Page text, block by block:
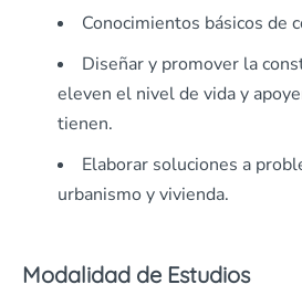
Conocimientos básicos de
Diseñar y promover la
eleven el nivel de vida y
tienen.
Elaborar soluciones a
urbanismo y vivienda.
Modalidad de Estudios